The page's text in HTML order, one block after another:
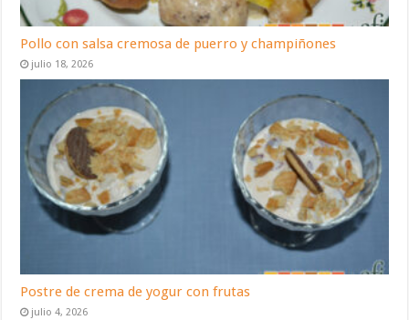
Pollo con salsa cremosa de puerro y champiñones
julio 18, 2026
Postre de crema de yogur con frutas
julio 4, 2026